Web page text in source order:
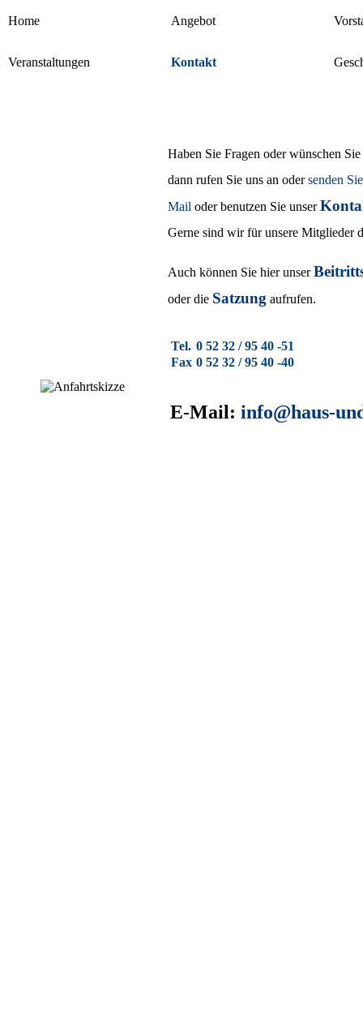
Home Angebot
Veranstaltungen Kontakt
Haben Sie Fragen oder wünschen
dann rufen Sie uns an odersenden
Mail oder benutzen Sie unser
Gerne sind wir für unsere Mitglieder
Auch können Sie hier unser
oder die Satzung aufrufen.
Tel. 0 52 32 / 95 40 -51
Fax 0 52 32 / 95 40 -40
E-Mail: info@haus-